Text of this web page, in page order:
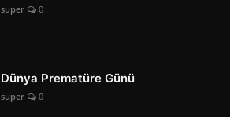
super 0
Dünya Prematüre Günü
super 0